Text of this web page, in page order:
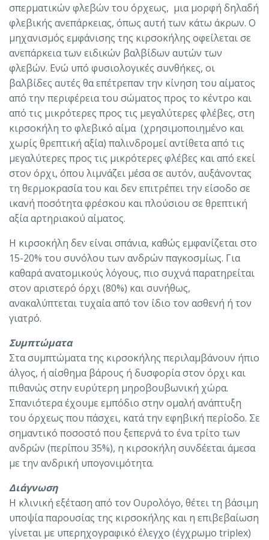
σπερματικών φλεβών του όρχεως, μια μορφή δηλαδή
φλεβικής ανεπάρκειας, όπως αυτή των κάτω άκρων. Ο
μηχανισμός εμφάνισης της κιρσοκήλης οφείλεται σε
ανεπάρκεια των ειδικών βαλβίδων αυτών των
φλεβών. Ενώ υπό φυσιολογικές συνθήκες, οι
βαλβίδες αυτές θα επέτρεπαν την κίνηση του αίματος
από την περιφέρεια του σώματος προς το κέντρο και
από τις μικρότερες προς τις μεγαλύτερες φλέβες, στη
κιρσοκήλη το φλεβικό αίμα (χρησιμοποιημένο και
χωρίς θρεπτική αξία) παλινδρομεί αντίθετα από τις
μεγαλύτερες προς τις μικρότερες φλέβες και από εκεί
στον όρχι, όπου λιμνάζει μέσα σε αυτόν, αυξάνοντας
τη θερμοκρασία του και δεν επιτρέπει την είσοδο σε
ικανή ποσότητα φρέσκου και πλούσιου σε θρεπτική
αξία αρτηριακού αίματος.
Η κιρσοκήλη δεν είναι σπάνια, καθώς εμφανίζεται στο
15-20% του συνόλου των ανδρών παγκοσμίως. Για
καθαρά ανατομικούς λόγους, πιο συχνά παρατηρείται
στον αριστερό όρχι (80%) και συνήθως,
ανακαλύπτεται τυχαία από τον ίδιο τον ασθενή ή τον
γιατρό.
Συμπτώματα
Στα συμπτώματα της κιρσοκήλης περιλαμβάνουν ήπιο
άλγος, ή αίσθημα βάρους ή δυσφορία στον όρχι και
πιθανώς στην ευρύτερη μηροβουβωνική χώρα.
Σπανιότερα έχουμε εμπόδιο στην ομαλή ανάπτυξη
του όρχεως που πάσχει, κατά την εφηβική περίοδο. Σε
σημαντικό ποσοστό που ξεπερνά το ένα τρίτο των
ανδρών (περίπου 35%), η κιρσοκήλη συνδέεται άμεσα
με την ανδρική υπογονιμότητα.
Διάγνωση
Η κλινική εξέταση από τον Ουρολόγο, θέτει τη βάσιμη
υποψία παρουσίας της κιρσοκήλης και η επιβεβαίωση
γίνεται με υπερηχογραφικό έλεγχο (έγχρωμο triplex)